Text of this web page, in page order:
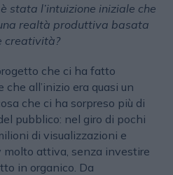
stata l’intuizione iniziale che
realtà produttiva basata
creatività?
che ci ha fatto
all’inizio era quasi un
che ci ha sorpreso più di
pubblico: nel giro di pochi
di visualizzazioni e
molto attiva, senza investire
in organico. Da